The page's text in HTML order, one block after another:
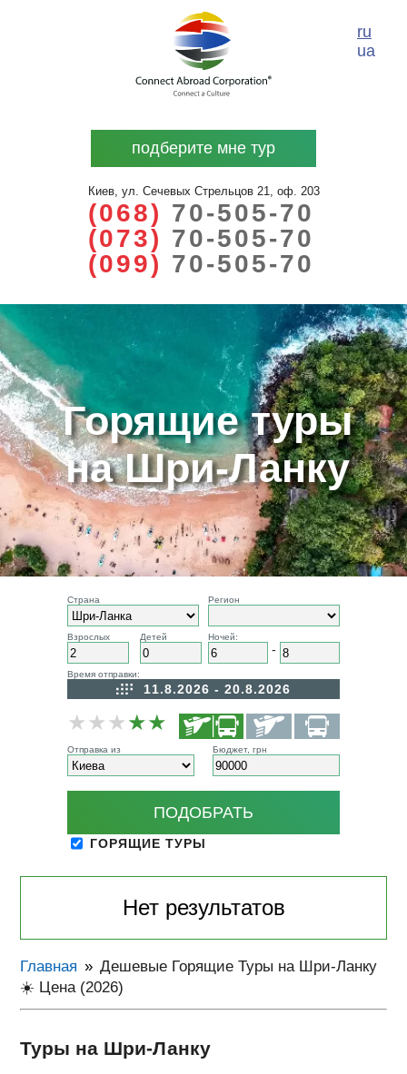
подберите мне тур
Киев, ул. Сечевых Стрельцов 21, оф. 203
(068) 70-505-70
(073) 70-505-70
(099) 70-505-70
ru
ua
Горящие туры
на Шри-Ланку
Страна Регион
Взрослых Детей Ночей:
-
Время отправки:
11.8.2026 - 20.8.2026
★★★★★
Отправка из Бюджет, грн
ПОДОБРАТЬ
ГОРЯЩИЕ ТУРЫ
Нет результатов
Главная
Дешевые Горящие Туры на Шри-Ланку
☀️ Цена (2026)
Туры на Шри-Ланку